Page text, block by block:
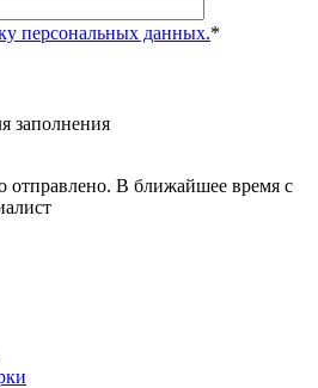
персональных данных.*
заполнения
В ближайшее время с